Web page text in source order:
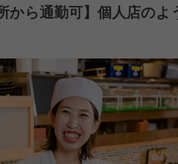
から通勤可】個人店のよ